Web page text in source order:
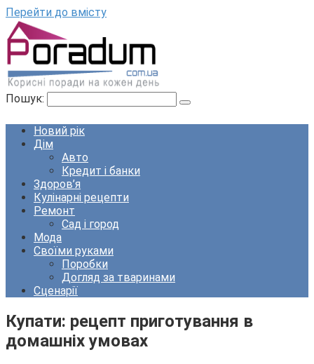
Перейти до вмісту
Пошук:
Новий рік
Дім
Авто
Кредит і банки
Здоров’я
Кулінарні рецепти
Ремонт
Сад і город
Мода
Своїми руками
Поробки
Догляд за тваринами
Сценарії
Купати: рецепт приготування в
домашніх умовах